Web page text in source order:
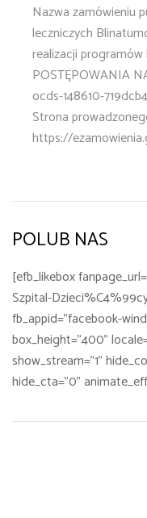
Nazwa zamówieniu
leczniczych
realizacji
POSTĘPOWANIA
ocds-148610-
Strona
https://
POLUB NAS
[efb_likebox
Szpital-
fb_appid="facebook-
box_height="400"
show_stream="1"
hide_cta="0"